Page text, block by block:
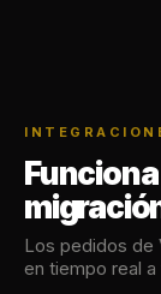
Los pedidos de
en tiempo real